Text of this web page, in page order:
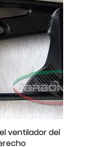
ventilador del